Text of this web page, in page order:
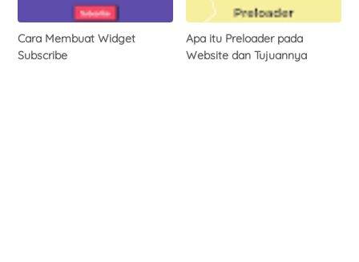
Cara Membuat Widget
Subscribe
Apa itu Preloader pada
Website dan Tujuannya